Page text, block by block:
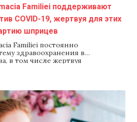
Familiei поддерживают
COVID-19, жертвуя для этих
шприцев
Familiei постоянно
здравоохранения в
в том числе жертвуя
средства защиты и
«В дополнение к десяткам
госучреждениям, теперь мы
Национальное агентство
Мы предоставим 50 тыс.
шприцев